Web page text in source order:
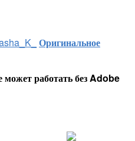
Оригинальное
работать без Adobe